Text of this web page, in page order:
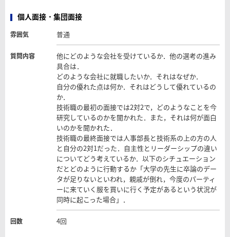
個人面接・集団面接
雰囲気 普通
質問内容
他にどのような会社を受けているか．他の選考の進み
具合は．
どのような会社に就職したいか．それはなぜか．
自分の優れた点は何か．それはどうして優れているの
か．
技術職の最初の面接では2対2で，どのようなことを今
研究しているのかを聞かれた．また，それは何が面白
いのかを聞かれた．
技術職の最終面接では人事部長と技術系の上の方の人
と自分の2対1だった．自主性とリーダーシップの違い
についてどう考えているか．以下のシチュエーション
だとどのように行動するか「大学の先生に卒論のデー
タが足りないといわれ，親戚が倒れ，今度のパーティ
ーに来ていく服を買いに行く予定があるという状況が
同時に起こった場合」．
回数 4回